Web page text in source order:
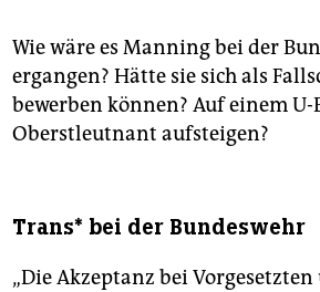
Wie wäre es Manning bei der
ergangen? Hätte sie sich als
bewerben können? Auf einem
Oberstleutnant aufsteigen?
Trans* bei der Bundeswehr
„Die Akzeptanz bei